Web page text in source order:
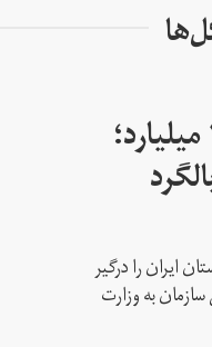
بدهی ۳۰ میلیارد، بودجه ۱۵ میلیارد؛
ایران را درگیر
به وزارت